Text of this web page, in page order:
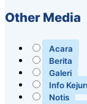
Other Media
Acara
Berita
Galeri
Info
Notis